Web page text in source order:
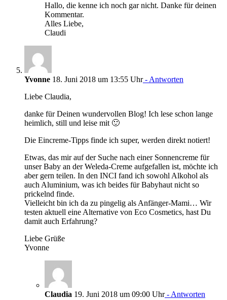
Hallo, die kenne ich noch gar nicht. Danke für deinen
Kommentar.
Alles Liebe,
Claudi
Yvonne 18. Juni 2018 um 13:55 Uhr- Antworten
Liebe Claudia,
danke für Deinen wundervollen Blog! Ich lese schon lange
heimlich, still und leise mit 🙂
Die Eincreme-Tipps finde ich super, werden direkt notiert!
Etwas, das mir auf der Suche nach einer Sonnencreme für
unser Baby an der Weleda-Creme aufgefallen ist, möchte ich
aber gern teilen. In den INCI fand ich sowohl Alkohol als
auch Aluminium, was ich beides für Babyhaut nicht so
prickelnd finde.
Vielleicht bin ich da zu pingelig als Anfänger-Mami… Wir
testen aktuell eine Alternative von Eco Cosmetics, hast Du
damit auch Erfahrung?
Liebe Grüße
Yvonne
Claudia 19. Juni 2018 um 09:00 Uhr- Antworten